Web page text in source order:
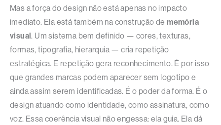
Mas a força do design não está apenas no impacto
imediato. Ela está também na construção dememória
visual. Um sistema bem definido — cores, texturas,
formas, tipografia, hierarquia — cria repetição
estratégica. E repetição gera reconhecimento. É por isso
que grandes marcas podem aparecer sem logotipo e
ainda assim serem identificadas. É o poder da forma. É o
design atuando como identidade, como assinatura, como
voz. Essa coerência visual não engessa: ela guia. Ela dá